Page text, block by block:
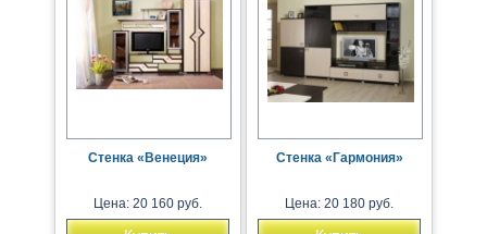
Стенка «Венеция»
Цена: 20 160 руб.
Стенка «Гармония»
Цена: 20 180 руб.